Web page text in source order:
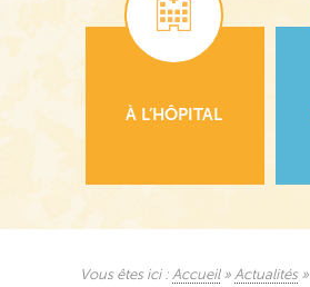
À L’HÔPITAL
Vous êtes ici : Accueil» Actualités »